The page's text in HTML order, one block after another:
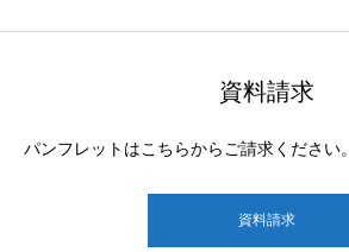
資料請求
パンフレットはこちらからご請求ください。
資料請求